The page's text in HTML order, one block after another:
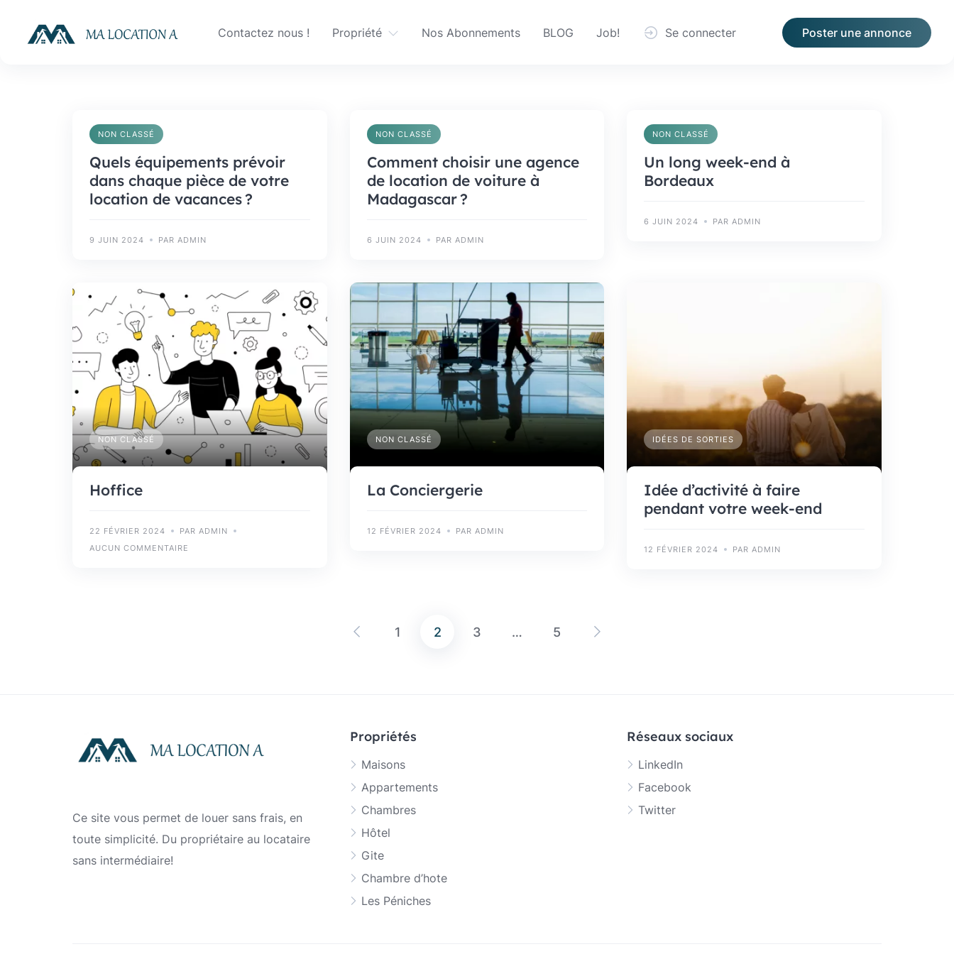
content
Contactez nous ! Propriété Nos Abonnements BLOG Job! Se connecter Poster une annonce
NON CLASSÉ
Quels équipements prévoir
dans chaque pièce de votre
location de vacances ?
9 JUIN 2024 PAR ADMIN
NON CLASSÉ
Comment choisir une agence
de location de voiture à
Madagascar ?
6 JUIN 2024 PAR ADMIN
NON CLASSÉ
Un long week-end à
Bordeaux
6 JUIN 2024 PAR ADMIN
NON CLASSÉ
Hoffice
22 FÉVRIER 2024
PAR ADMIN
AUCUN COMMENTAIRE
NON CLASSÉ
La Conciergerie
12 FÉVRIER 2024 PAR ADMIN
IDÉES DE SORTIES
Idée d’activité à faire
pendant votre week-end
12 FÉVRIER 2024 PAR ADMIN
Pagination
1 2 3 … 5
Ce site vous permet de louer sans frais, en
toute simplicité. Du propriétaire au locataire
sans intermédiaire!
Propriétés
Maisons
Appartements
Chambres
Hôtel
Gite
Chambre d’hote
Les Péniches
Réseaux sociaux
LinkedIn
Facebook
Twitter